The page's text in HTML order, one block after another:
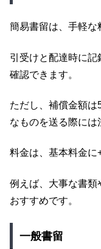
簡易書留は、手軽な
引受けと配達時に
確認できます。
ただし、補償金額
なものを送る際には
料金は、基本料金に
例えば、大事な書類
おすすめです。
一般書留